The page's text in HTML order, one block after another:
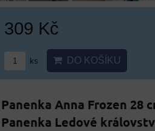
309 Kč
ks DO KOŠÍKU
Panenka Anna Frozen 28
Panenka Ledové